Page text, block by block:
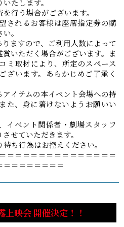
たします。
行う場合がございます。
されるお客様は座席指定券の購
。
ますので、ご利用人数によって
いただく場合がございます。ま
ミ取材により、所定のスペース
ざいます。あらかじめご了承く
イテムの本イベント会場への持
た、身に着けないようお願いい
イベント関係者・劇場スタッフ
せていただきます。
ち行為はお控えください。
＝＝＝＝＝＝＝＝＝＝＝＝＝＝
＝＝＝＝＝＝＝＝
上映会 開催決定！！